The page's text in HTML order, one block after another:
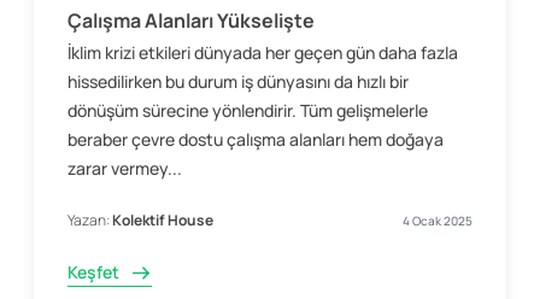
Çalışma Alanları Yükselişte
İklim krizi etkileri dünyada her geçen gün daha fazla
hissedilirken bu durum iş dünyasını da hızlı bir
dönüşüm sürecine yönlendirir. Tüm gelişmelerle
beraber çevre dostu çalışma alanları hem doğaya
zarar vermey...
Yazan:Kolektif House 4 Ocak 2025
Keşfet